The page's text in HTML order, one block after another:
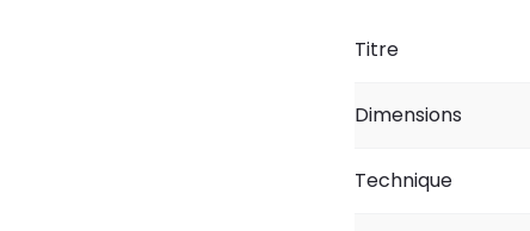
Titre
Dimensions
Technique